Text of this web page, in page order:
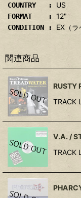
COUNTRY : US
FORMAT : 12"
CONDITION : EX（
関連商品
RUSTY
TRACK
V.A. /
TRACK